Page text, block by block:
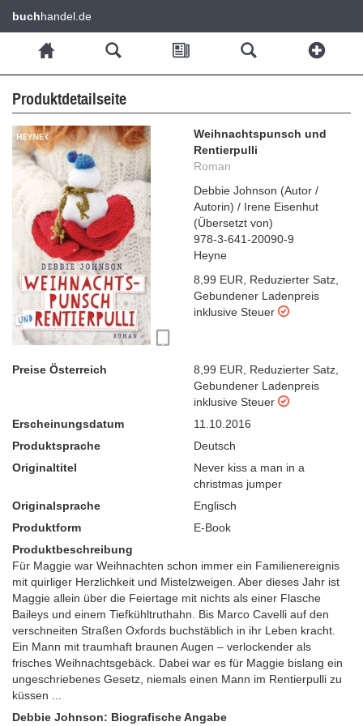
buchhandel.de
Produktdetailseite
Weihnachtspunsch und
Rentierpulli
Roman
Debbie Johnson (Autor /
Autorin) / Irene Eisenhut
(Übersetzt von)
978-3-641-20090-9
Heyne
8,99 EUR
Reduzierter Satz
Gebundener Ladenpreis
inklusive Steuer
Preise Österreich 8,99 EUR Reduzierter Satz
Gebundener Ladenpreis
inklusive Steuer
Erscheinungsdatum
11.10.2016
Produktsprache
Deutsch
Originaltitel
Never kiss a man in a
christmas jumper
Originalsprache
Englisch
Produktform
E-Book
Produktbeschreibung
Für Maggie war Weihnachten schon immer ein Familienereignis
mit quirliger Herzlichkeit und Mistelzweigen. Aber dieses Jahr ist
Maggie allein über die Feiertage mit nichts als einer Flasche
Baileys und einem Tiefkühltruthahn. Bis Marco Cavelli auf den
verschneiten Straßen Oxfords buchstäblich in ihr Leben kracht.
Ein Mann mit traumhaft braunen Augen – verlockender als
frisches Weihnachtsgebäck. Dabei war es für Maggie bislang ein
ungeschriebenes Gesetz, niemals einen Mann im Rentierpulli zu
küssen ...
Debbie Johnson: Biografische Angabe